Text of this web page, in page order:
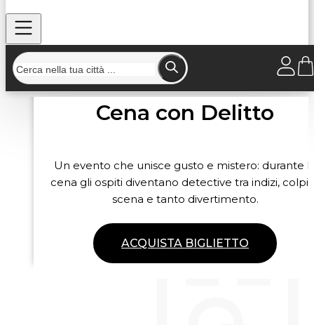
Cena con Delitto
Un evento che unisce gusto e mistero: durante
cena gli ospiti diventano detective tra indizi, colpi
scena e tanto divertimento.
ACQUISTA BIGLIETTO